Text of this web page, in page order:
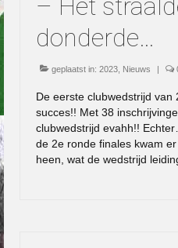
Media
Informatie
Contact
– Het
donderde…
geplaatst in: 2023 Nieuws |
De eerste clubwedstrijd van
succes!! Met 38
clubwedstrijd evahh!!
de 2e ronde finales kwam
heen, wat de wedstrijd